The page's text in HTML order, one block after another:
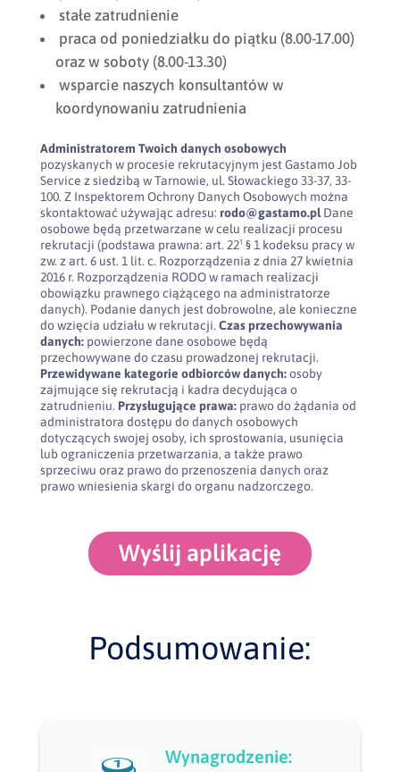
stałe zatrudnienie
praca od poniedziałku do piątku (8.00-17.00)
oraz w soboty (8.00-13.30)
wsparcie naszych konsultantów w
koordynowaniu zatrudnienia
Administratorem Twoich danych osobowych
pozyskanych w procesie rekrutacyjnym jest Gastamo Job
Service z siedzibą w Tarnowie, ul. Słowackiego 33-37, 33-
100. Z Inspektorem Ochrony Danych Osobowych można
skontaktować używając adresu: rodo@gastamo.plDane
osobowe będą przetwarzane w celu realizacji procesu
rekrutacji (podstawa prawna: art. 22¹ § 1 kodeksu pracy w
zw. z art. 6 ust. 1 lit. c. Rozporządzenia z dnia 27 kwietnia
2016 r. Rozporządzenia RODO w ramach realizacji
obowiązku prawnego ciążącego na administratorze
danych). Podanie danych jest dobrowolne, ale konieczne
do wzięcia udziału w rekrutacji. Czas przechowywania
danych:powierzone dane osobowe będą
przechowywane do czasu prowadzonej rekrutacji.
Przewidywane kategorie odbiorców danych:osoby
zajmujące się rekrutacją i kadra decydująca o
zatrudnieniu. Przysługujące prawa:prawo do żądania od
administratora dostępu do danych osobowych
dotyczących swojej osoby, ich sprostowania, usunięcia
lub ograniczenia przetwarzania, a także prawo
sprzeciwu oraz prawo do przenoszenia danych oraz
prawo wniesienia skargi do organu nadzorczego.
Wyślij aplikację
Podsumowanie:
Wynagrodzenie: